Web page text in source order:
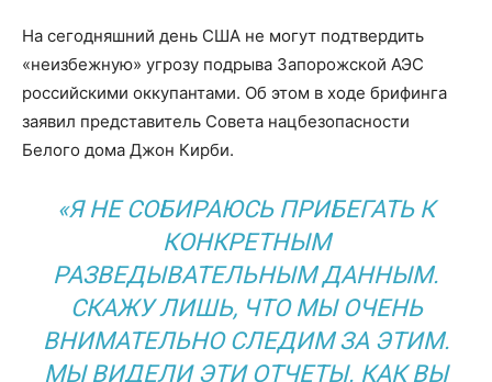
На сегодняшний день США не могут подтвердить
«неизбежную» угрозу подрыва Запорожской АЭС
российскими оккупантами. Об этом в ходе брифинга
заявил представитель Совета нацбезопасности
Белого дома Джон Кирби.
«Я НЕ СОБИРАЮСЬ ПРИБЕГАТЬ К
КОНКРЕТНЫМ
РАЗВЕДЫВАТЕЛЬНЫМ ДАННЫМ.
СКАЖУ ЛИШЬ, ЧТО МЫ ОЧЕНЬ
ВНИМАТЕЛЬНО СЛЕДИМ ЗА ЭТИМ.
МЫ ВИДЕЛИ ЭТИ ОТЧЕТЫ. КАК ВЫ